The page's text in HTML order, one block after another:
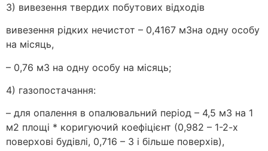
3) вивезення твердих побутових відходів
вивезення рідких нечистот – 0,4167 м3на одну особу
на місяць,
– 0,76 м3 на одну особу на місяць;
4) газопостачання:
– для опалення в опалювальний період – 4,5 м3 на 1
м2 площі * коригуючий коефіцієнт (0,982 – 1-2-х
поверхові будівлі, 0,716 – 3 і більше поверхів),